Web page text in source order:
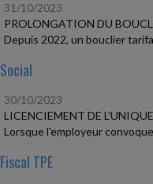
31/10/2023
PROLONGATION DU
Depuis 2022, un bouclier
Social
30/10/2023
LICENCIEMENT DE
Lorsque l'employeur
Fiscal TPE